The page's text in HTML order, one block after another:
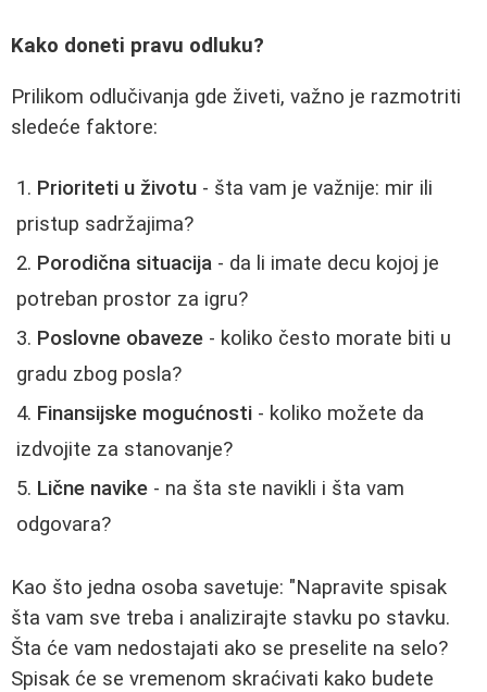
Kako doneti pravu odluku?
Prilikom odlučivanja gde živeti, važno je razmotriti
sledeće faktore:
Prioriteti u životu - šta vam je važnije: mir ili
pristup sadržajima?
Porodična situacija - da li imate decu kojoj je
potreban prostor za igru?
Poslovne obaveze - koliko često morate biti u
gradu zbog posla?
Finansijske mogućnosti - koliko možete da
izdvojite za stanovanje?
Lične navike - na šta ste navikli i šta vam
odgovara?
Kao što jedna osoba savetuje: "Napravite spisak
šta vam sve treba i analizirajte stavku po stavku.
Šta će vam nedostajati ako se preselite na selo?
Spisak će se vremenom skraćivati kako budete